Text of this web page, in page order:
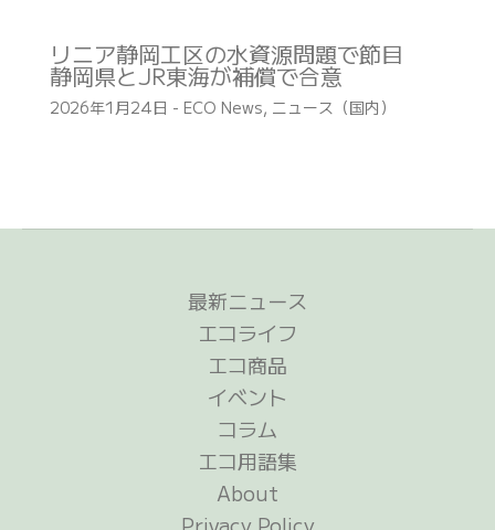
リニア静岡工区の水資源問題で節目
静岡県とJR東海が補償で合意
2026年1月24日 - ECO News, ニュース（国内）
最新ニュース
エコライフ
エコ商品
イベント
コラム
エコ用語集
About